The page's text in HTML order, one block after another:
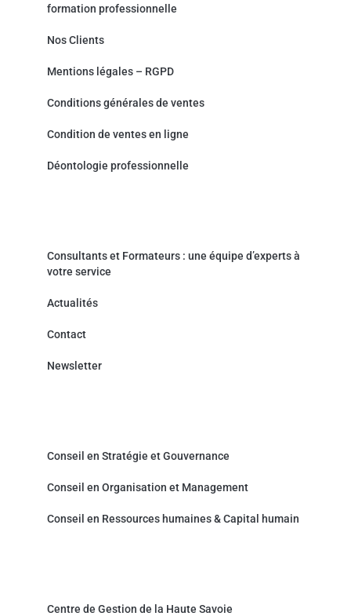
formation professionnelle
Nos Clients
Mentions légales – RGPD
Conditions générales de ventes
Condition de ventes en ligne
Déontologie professionnelle
Consultants et Formateurs : une équipe d’experts à
votre service
Actualités
Contact
Newsletter
Conseil en Stratégie et Gouvernance
Conseil en Organisation et Management
Conseil en Ressources humaines & Capital humain
Centre de Gestion de la Haute Savoie